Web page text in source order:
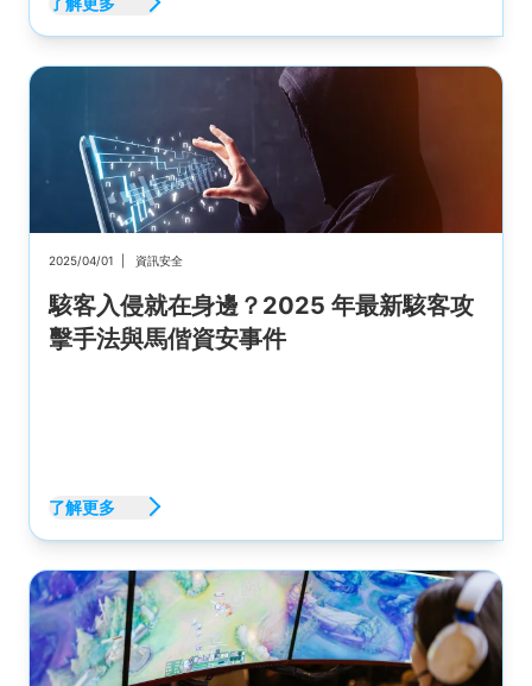
2025/04/01 資訊安全
駭客入侵就在身邊？2025 年最新駭客攻
擊手法與馬偕資安事件
了解更多